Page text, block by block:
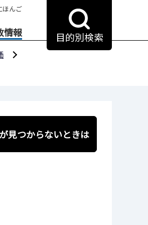
ほんご
情報 目的別検索
見つからないときは